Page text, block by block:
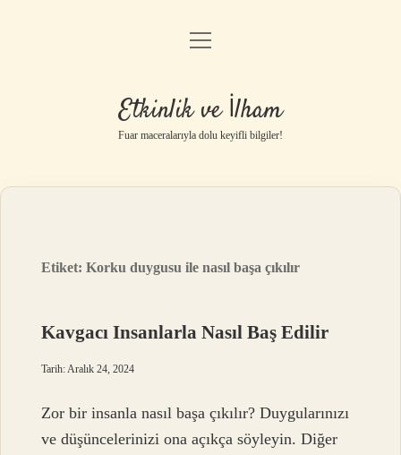
Anasayfa
Gizlilik Politikası
Yasal Uyarı
menüyü
Etkinlik ve İlham
Fuar maceralarıyla dolu keyifli bilgiler!
Etiket:Korku duygusu ile nasıl başa çıkılır
Kavgacı Insanlarla Nasıl Baş Edilir
Tarih: Aralık 24, 2024
Zor bir insanla nasıl başa çıkılır? Duygularınızı
ve düşüncelerinizi ona açıkça söyleyin. Diğer